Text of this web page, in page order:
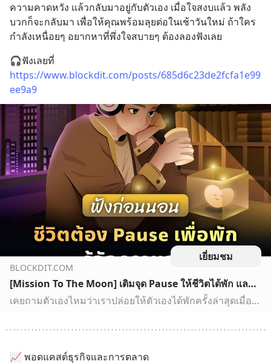
ความคาดหวัง แล้วกลับมาอยู่กับตัวเอง เมื่อใจสงบแล้ว พลัง
บวกก็จะกลับมา เพื่อให้คุณพร้อมลุยต่อในเช้าวันใหม่ ถ้าใคร
กำลังเหนื่อยๆ อยากหาที่พึ่งใจสบายๆ ต้องลองฟังเลย
https://www.blockdit.com/posts/685d6c23de2fcfa1e99
ee9a9
เยี่ยมชม
BLOCKDIT.COM
[Mission To The Moon] เติมจุด Pause ให้ชีวิตได้พัก และค้นเจอความสุขสงบเมื่อทุกอย่างสงบนิ่ง #ฟังก่อนนอน | Good Night EP.75 เคยถามตัวเองไหมว่าเราปล่อยให้ตัวเองได้พักครั้งล่าสุดเมื่อไร? ท่ามกลางโลกที่หมุนเปลี่ยนอย่างรวดเร็ว แ
เคยถามตัวเองไหมว่าเราปล่อยให้ตัวเองได้พักครั้งล่าสุดเมื่อไร? ท่ามกลางโลกที่หมุนเปลี่ยนอย่างรวดเร็ว และคนทุกคนกำลังเร่งรีบเพื่อเอาชนะใครอีกคนอย่างจริงจัง กดดัน และคาดหวังกับตัวเองมากขนาดนี้ โดยพอดแคสต์ Good Night ในค่ำคืนนี้จะพาทุกคนไปตามหาความสงบสุขของชีวิตด้วยการหยุดพัก และกดปุ่น Pause ให้โลกหยุดห…
📈 พอดแคสต์ธุรกิจและการตลาด